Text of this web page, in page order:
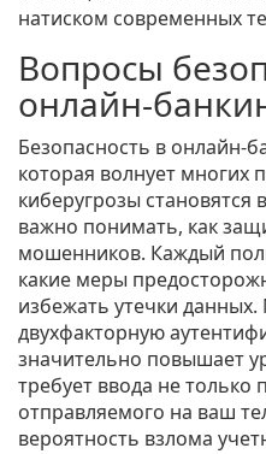
натиском современных
Вопросы
онлайн-
Безопасность в онлайн-
которая волнует многих
киберугрозы
важно понимать, как
мошенников. Каждый
какие меры
избежать утечки
двухфакторную
значительно повышает
требует ввода не только
отправляемого на ваш
вероятность взлома